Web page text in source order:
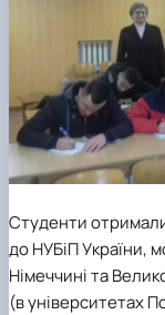
Студенти
до НУБіП України,
Німеччині та
(в університетах